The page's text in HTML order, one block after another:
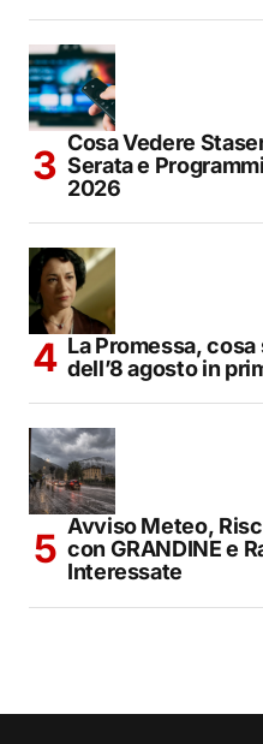
Cosa Vedere
Serata e
2026
La Promessa,
dell’8 agosto in
Avviso Meteo,
con GRANDINE e
Interessate